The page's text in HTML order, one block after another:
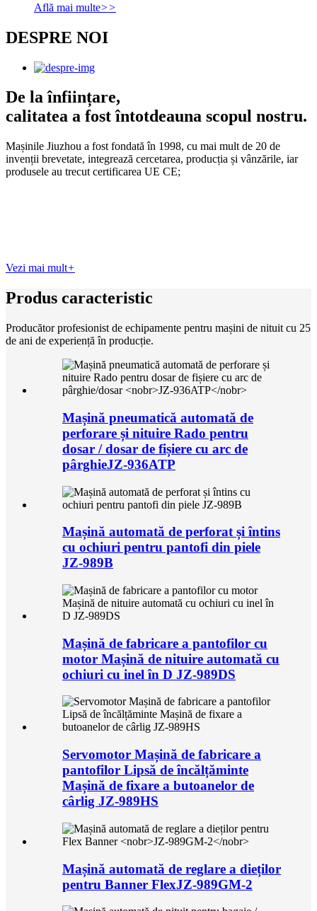
Află mai multe>>
DESPRE NOI
De la înființare,
calitatea a fost întotdeauna scopul nostru.
Mașinile Jiuzhou a fost fondată în 1998, cu mai mult de 20 de
invenții brevetate, integrează cercetarea, producția și vânzările, iar
produsele au trecut certificarea UE CE;
Vezi mai mult+
Produs caracteristic
Producător profesionist de echipamente pentru mașini de nituit cu 25
de ani de experiență în producție.
Mașină pneumatică automată de
perforare și nituire Rado pentru
dosar / dosar de fișiere cu arc de
pârghieJZ-936ATP
Mașină automată de perforat și întins
cu ochiuri pentru pantofi din piele
JZ-989B
Mașină de fabricare a pantofilor cu
motor Mașină de nituire automată cu
ochiuri cu inel în D JZ-989DS
Servomotor Mașină de fabricare a
pantofilor Lipsă de încălțăminte
Mașină de fixare a butoanelor de
cârlig JZ-989HS
Mașină automată de reglare a dieților
pentru Banner FlexJZ-989GM-2